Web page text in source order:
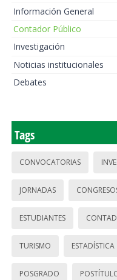
Información General
Contador Público
Investigación
Noticias institucionales
Debates
Tags
CONVOCATORIAS
JORNADAS
ESTUDIANTES
TURISMO ESTADÍSTICA
POSGRADO